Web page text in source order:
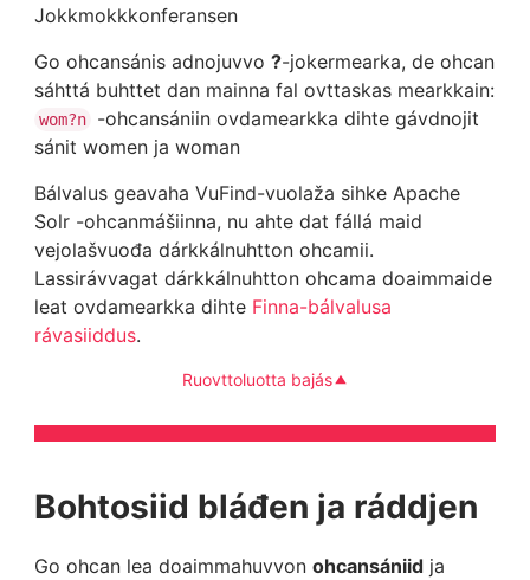
Jokkmokkkonferansen
Go ohcansánis adnojuvvo ?-jokermearka, de ohcan
sáhttá buhttet dan mainna fal ovttaskas mearkkain:
wom?n
-ohcansániin ovdamearkka dihte gávdnojit
sánit women ja woman
Bálvalus geavaha VuFind-vuolaža sihke Apache
Solr -ohcanmášiinna, nu ahte dat fállá maid
vejolašvuođa dárkkálnuhtton ohcamii.
Lassirávvagat dárkkálnuhtton ohcama doaimmaide
leat ovdamearkka dihte Finna-bálvalusa
rávasiiddus.
Ruovttoluotta bajás
Bohtosiid bláđen ja ráddjen
Go ohcan lea doaimmahuvvon ohcansániid ja